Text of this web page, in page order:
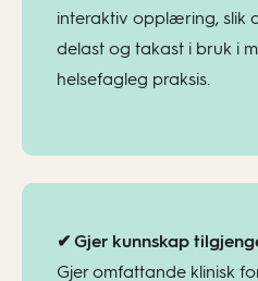
interaktiv opplæring, slik
delast og takast i bruk i
helsefagleg praksis.
✔ Gjer kunnskap
Gjer omfattande klinisk